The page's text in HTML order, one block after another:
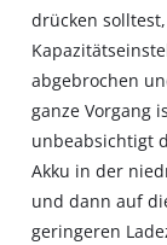
drücken
abgebrochen
ganze Vorgang
unbeabsichtigt
Akku in der
und dann auf
geringeren